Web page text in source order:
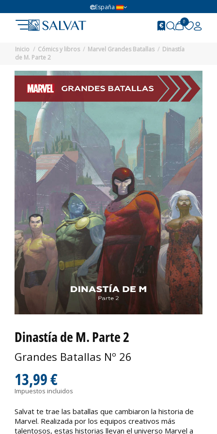
España
0
Inicio Cómics y libros Marvel Grandes Batallas
Dinastía
de M. Parte 2
Dinastía de M. Parte 2
Grandes Batallas Nº 26
13,99 €
Impuestos incluidos
Salvat te trae las batallas que cambiaron la historia de
Marvel. Realizada por los equipos creativos más
talentosos, estas historias llevan el universo Marvel a